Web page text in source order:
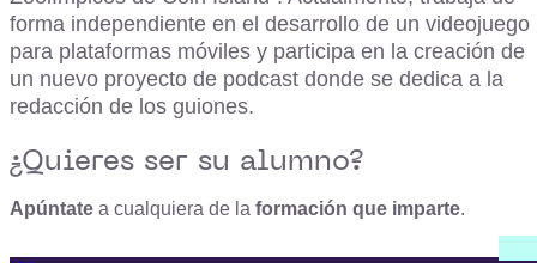
forma independiente en el desarrollo de un videojuego
para plataformas móviles y participa en la creación de
un nuevo proyecto de podcast donde se dedica a la
redacción de los guiones.
¿Quieres ser su alumno?
Apúntate a cualquiera de la formación que imparte.